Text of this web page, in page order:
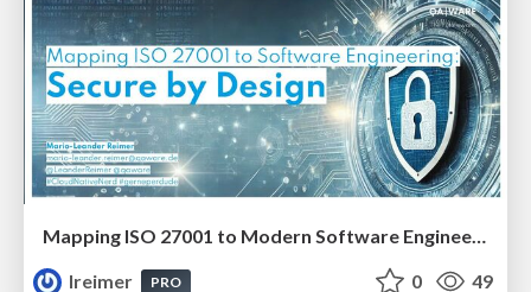
Mapping ISO 27001 to Modern Software Engineering: Secure by Design #JFN25
lreimer
PRO 0 49